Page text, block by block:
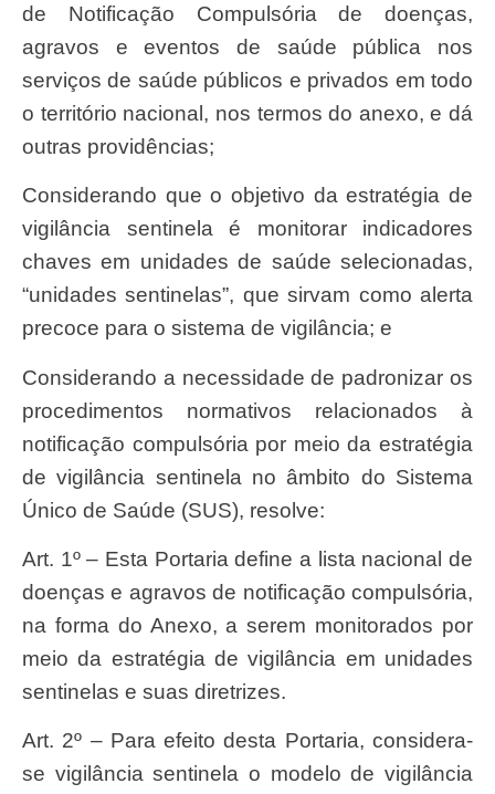
de Notificação Compulsória de doenças,
agravos e eventos de saúde pública nos
serviços de saúde públicos e privados em todo
o território nacional, nos termos do anexo, e dá
outras providências;
considerando que o objetivo da estratégia de
vigilância sentinela é monitorar indicadores
chaves em unidades de saúde selecionadas,
“unidades sentinelas”, que sirvam como alerta
precoce para o sistema de vigilância; e
considerando a necessidade de padronizar os
procedimentos normativos relacionados à
notificação compulsória por meio da estratégia
de vigilância sentinela no âmbito do Sistema
Único de Saúde (SUS), resolve:
Art. 1º – Esta Portaria define a lista nacional de
doenças e agravos de notificação compulsória,
na forma do Anexo, a serem monitorados por
meio da estratégia de vigilância em unidades
sentinelas e suas diretrizes.
Art. 2º – Para efeito desta Portaria, considera-
se vigilância sentinela o modelo de vigilância